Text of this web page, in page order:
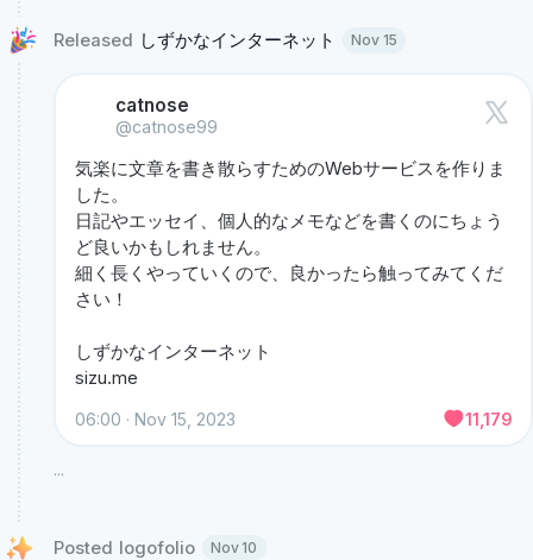
Released しずかなインターネット Nov 15
catnose
@catnose99
気楽に文章を書き散らすためのWebサービスを作りま
した。
日記やエッセイ、個人的なメモなどを書くのにちょう
ど良いかもしれません。
細く長くやっていくので、良かったら触ってみてくだ
さい！
sizu.me
06:00 · Nov 15, 2023 11,179
...
Posted logofolio Nov 10